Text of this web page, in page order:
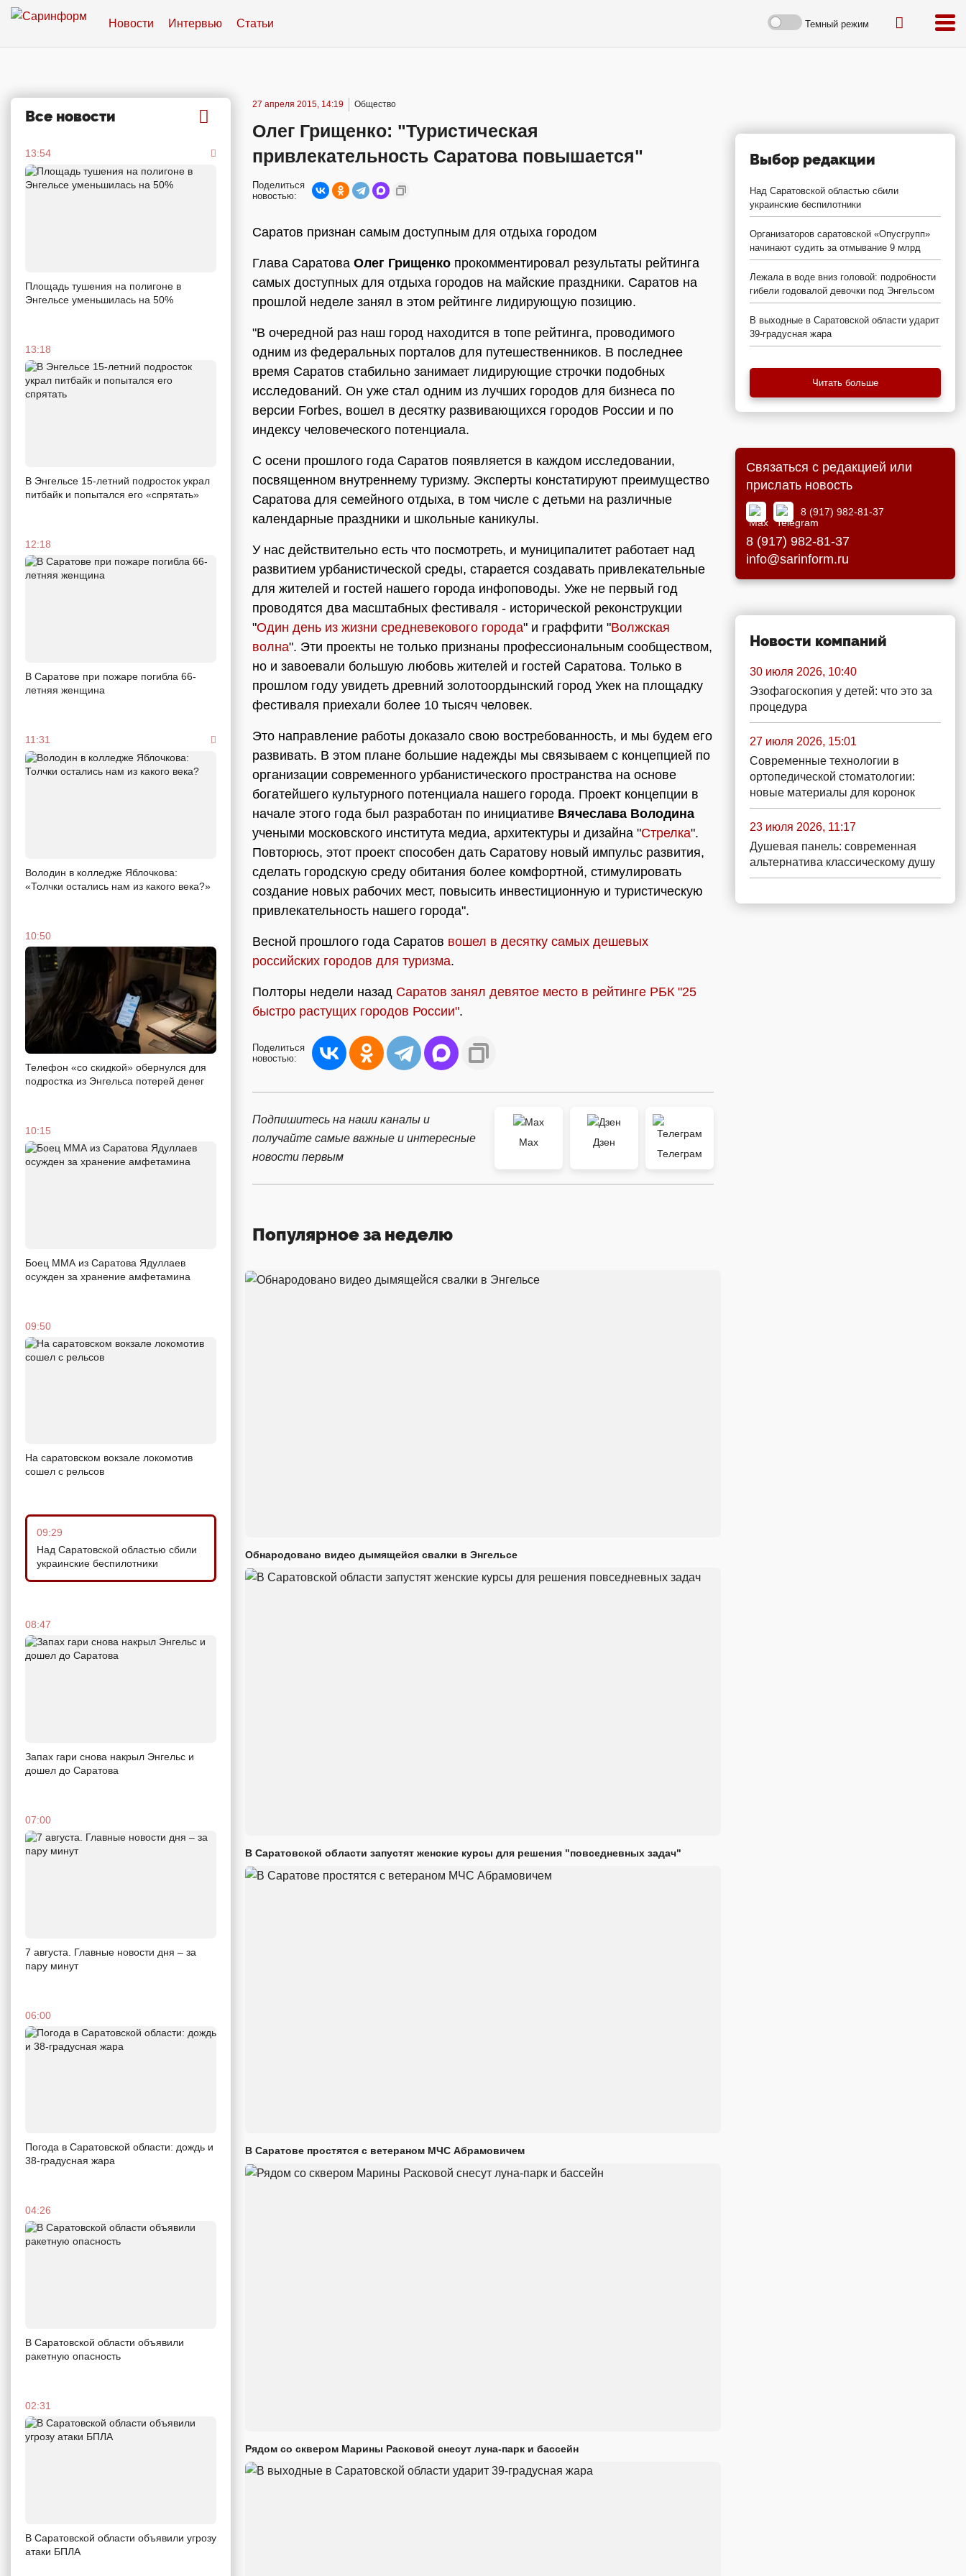
Новости Интервью Статьи Темный режим
Все новости
13:54
Площадь тушения на полигоне в
Энгельсе уменьшилась на 50%
13:18
В Энгельсе 15-летний подросток украл
питбайк и попытался его «спрятать»
12:18
В Саратове при пожаре погибла 66-
летняя женщина
11:31
Володин в колледже Яблочкова:
«Толчки остались нам из какого века?»
10:50
Телефон «со скидкой» обернулся для
подростка из Энгельса потерей денег
10:15
Боец ММА из Саратова Ядуллаев
осужден за хранение амфетамина
09:50
На саратовском вокзале локомотив
сошел с рельсов
09:29
Над Саратовской областью сбили
украинские беспилотники
08:47
Запах гари снова накрыл Энгельс и
дошел до Саратова
07:00
7 августа. Главные новости дня – за
пару минут
06:00
Погода в Саратовской области: дождь и
38-градусная жара
04:26
В Саратовской области объявили
ракетную опасность
02:31
В Саратовской области объявили угрозу
атаки БПЛА
27 апреля 2015, 14:19 Общество
Олег Грищенко: "Туристическая
привлекательность Саратова повышается"
Поделиться
новостью:
Саратов признан самым доступным для отдыха городом
Глава Саратова Олег Грищенко прокомментировал результаты рейтинга
самых доступных для отдыха городов на майские праздники. Саратов на
прошлой неделе занял в этом рейтинге лидирующую позицию.
"В очередной раз наш город находится в топе рейтинга, проводимого
одним из федеральных порталов для путешественников. В последнее
время Саратов стабильно занимает лидирующие строчки подобных
исследований. Он уже стал одним из лучших городов для бизнеса по
версии Forbes, вошел в десятку развивающихся городов России и по
индексу человеческого потенциала.
С осени прошлого года Саратов появляется в каждом исследовании,
посвященном внутреннему туризму. Эксперты констатируют преимущество
Саратова для семейного отдыха, в том числе с детьми на различные
календарные праздники и школьные каникулы.
У нас действительно есть что посмотреть, и муниципалитет работает над
развитием урбанистической среды, старается создавать привлекательные
для жителей и гостей нашего города инфоповоды. Уже не первый год
проводятся два масштабных фестиваля - исторической реконструкции
"Один день из жизни средневекового города" и граффити "Волжская
волна". Эти проекты не только признаны профессиональным сообществом,
но и завоевали большую любовь жителей и гостей Саратова. Только в
прошлом году увидеть древний золотоордынский город Укек на площадку
фестиваля приехали более 10 тысяч человек.
Это направление работы доказало свою востребованность, и мы будем его
развивать. В этом плане большие надежды мы связываем с концепцией по
организации современного урбанистического пространства на основе
богатейшего культурного потенциала нашего города. Проект концепции в
начале этого года был разработан по инициативе Вячеслава Володина
учеными московского института медиа, архитектуры и дизайна "Стрелка".
Повторюсь, этот проект способен дать Саратову новый импульс развития,
сделать городскую среду обитания более комфортной, стимулировать
создание новых рабочих мест, повысить инвестиционную и туристическую
привлекательность нашего города".
Весной прошлого года Саратов вошел в деcятку самых дешевых
российских городов для туризма.
Полторы недели назад Саратов занял девятое место в рейтинге РБК "25
быстро растущих городов России".
Поделиться
новостью:
Подпишитесь на наши каналы и
получайте самые важные и интересные
новости первым
Max
Дзен
Телеграм
Популярное за неделю
Обнародовано видео дымящейся свалки в Энгельсе
В Саратовской области запустят женские курсы для решения "повседневных задач"
В Саратове простятся с ветераном МЧС Абрамовичем
Рядом со сквером Марины Расковой снесут луна-парк и бассейн
Выбор редакции
Над Саратовской областью сбили
украинские беспилотники
Организаторов саратовской «Опусгрупп»
начинают судить за отмывание 9 млрд
Лежала в воде вниз головой: подробности
гибели годовалой девочки под Энгельсом
В выходные в Саратовской области ударит
39-градусная жара
Читать больше
Связаться с редакцией или
прислать новость
8 (917) 982-81-37
8 (917) 982-81-37
info@sarinform.ru
Новости компаний
30 июля 2026, 10:40
Эзофагоскопия у детей: что это за
процедура
27 июля 2026, 15:01
Современные технологии в
ортопедической стоматологии:
новые материалы для коронок
23 июля 2026, 11:17
Душевая панель: современная
альтернатива классическому душу